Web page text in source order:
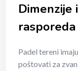
Dimenzije
rasporeda
Padel tereni
poštovati za